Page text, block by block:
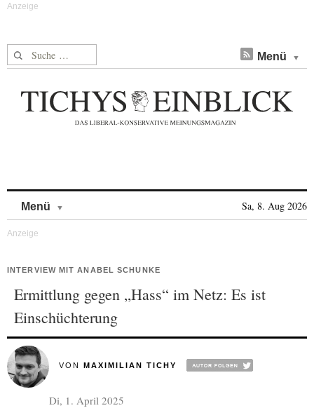
Suche nach: Menü
Menü Sa, 8. Aug 2026
INTERVIEW MIT ANABEL SCHUNKE
Ermittlung gegen „Hass“ im Netz: Es ist
Einschüchterung
VON MAXIMILIAN TICHY
Di, 1. April 2025